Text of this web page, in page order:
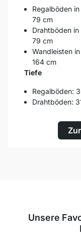
Regalböden
79 cm
Drahtböden
79 cm
Wandleisten
164 cm
Tiefe
Regalböden:
Drahtböden:
Unsere